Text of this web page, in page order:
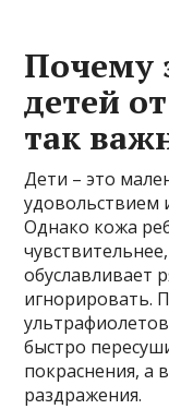
Почему
детей
так
Дети – это
удовольствием
Однако кожа
обуславливает
игнорировать.
быстро
покраснения, а
раздражения.